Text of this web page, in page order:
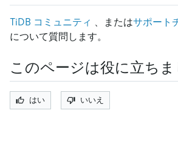
TiDB コミュニティ 、またはサポート
について質問します。
このページは役に立ちま
はい いいえ